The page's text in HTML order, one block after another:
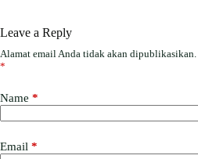
Leave a Reply
Alamat email Anda tidak akan dipublikasikan.
*
Name *
Email *